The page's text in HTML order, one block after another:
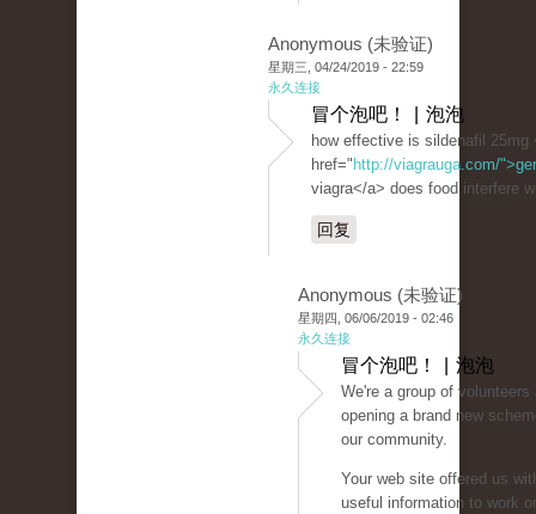
Anonymous (未验证)
星期三, 04/24/2019 - 22:59
永久连接
冒个泡吧！ | 泡泡
how effective is sildenafil 25mg
href=" http://viagrauga.com/
viagra</a> does food interfere
回复
Anonymous (未验证)
星期四, 06/06/2019 - 02:46
永久连接
冒个泡吧！ | 泡泡
We're a group of volunteers
opening a brand new
our community.
Your web site offered us
useful information to work